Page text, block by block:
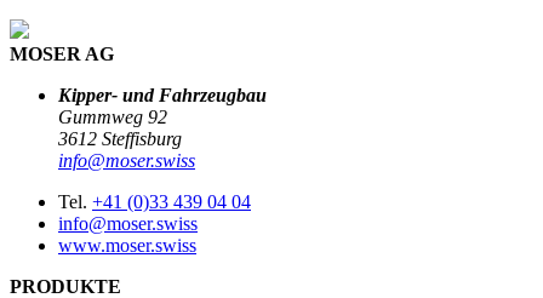
MOSER AG
Kipper- und Fahrzeugbau
Gummweg 92
3612 Steffisburg
info@moser.swiss
Tel. +41 (0)33 439 04 04
info@moser.swiss
www.moser.swiss
PRODUKTE